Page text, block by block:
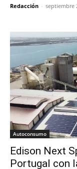
Redacción - septiembre
Autoconsumo
Edison Next
Portugal con